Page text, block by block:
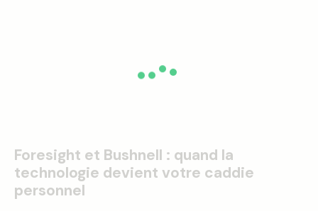
Foresight et Bushnell : quand la
technologie devient votre caddie
personnel